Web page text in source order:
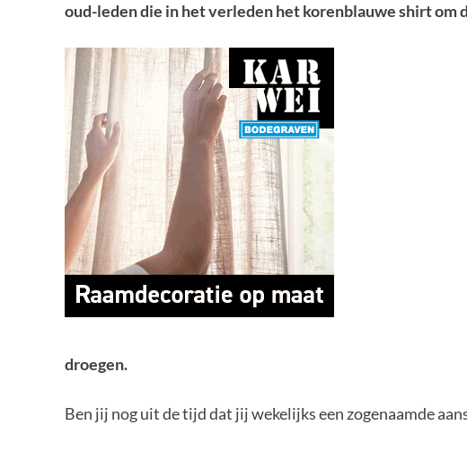
oud-leden die in het verleden het korenblauwe shirt om
droegen.
Ben jij nog uit de tijd dat jij wekelijks een zogenaamde